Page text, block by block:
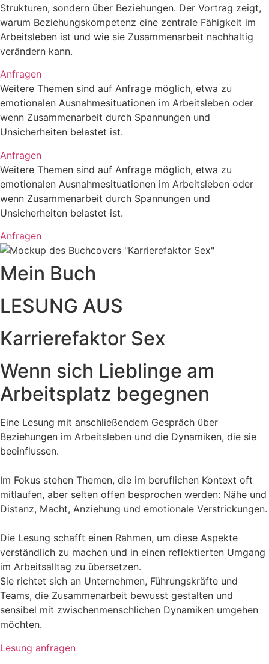
Strukturen, sondern über Beziehungen. Der Vortrag zeigt,
warum Beziehungskompetenz eine zentrale Fähigkeit im
Arbeitsleben ist und wie sie Zusammenarbeit nachhaltig
verändern kann.
Anfragen
Weitere Themen sind auf Anfrage möglich, etwa zu
emotionalen Ausnahmesituationen im Arbeitsleben oder
wenn Zusammenarbeit durch Spannungen und
Unsicherheiten belastet ist.
Anfragen
Weitere Themen sind auf Anfrage möglich, etwa zu
emotionalen Ausnahmesituationen im Arbeitsleben oder
wenn Zusammenarbeit durch Spannungen und
Unsicherheiten belastet ist.
Anfragen
Mein Buch
LESUNG AUS
Karrierefaktor Sex
Wenn sich Lieblinge am
Arbeitsplatz begegnen
Eine Lesung mit anschließendem Gespräch über
Beziehungen im Arbeitsleben und die Dynamiken, die sie
beeinflussen.
Im Fokus stehen Themen, die im beruflichen Kontext oft
mitlaufen, aber selten offen besprochen werden: Nähe und
Distanz, Macht, Anziehung und emotionale Verstrickungen.
Die Lesung schafft einen Rahmen, um diese Aspekte
verständlich zu machen und in einen reflektierten Umgang
im Arbeitsalltag zu übersetzen.
Sie richtet sich an Unternehmen, Führungskräfte und
Teams, die Zusammenarbeit bewusst gestalten und
sensibel mit zwischenmenschlichen Dynamiken umgehen
möchten.
Lesung anfragen